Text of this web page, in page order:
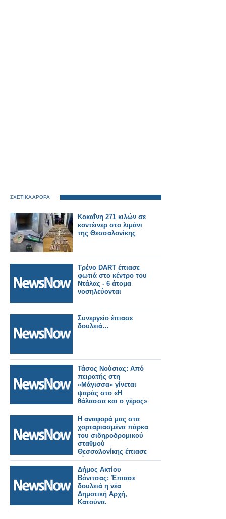
ΣΧΕΤΙΚΑ ΑΡΘΡΑ
Κοκαΐνη 271 κιλών σε
κοντέινερ στο λιμάνι
της Θεσσαλονίκης
Τρένο DART έπιασε
φωτιά στο κέντρο του
Ντάλας - 6 άτομα
νοσηλεύονται
Συνεργείο έπιασε
δουλειά…
Τάσος Νούσιας: Από
πειρατής στη
«Μάγισσα» γίνεται
ψαράς στο «Η
θάλασσα και ο γέρος»
Η αναφορά μας στα
χορταριασμένα πάρκα
του σιδηροδρομικού
σταθμού
Θεσσαλονίκης έπιασε
τόπο.
Δήμος Ακτίου
Βόνιτσας: Έπιασε
δουλειά η νέα
Δημοτική Αρχή,
Κατούνα.